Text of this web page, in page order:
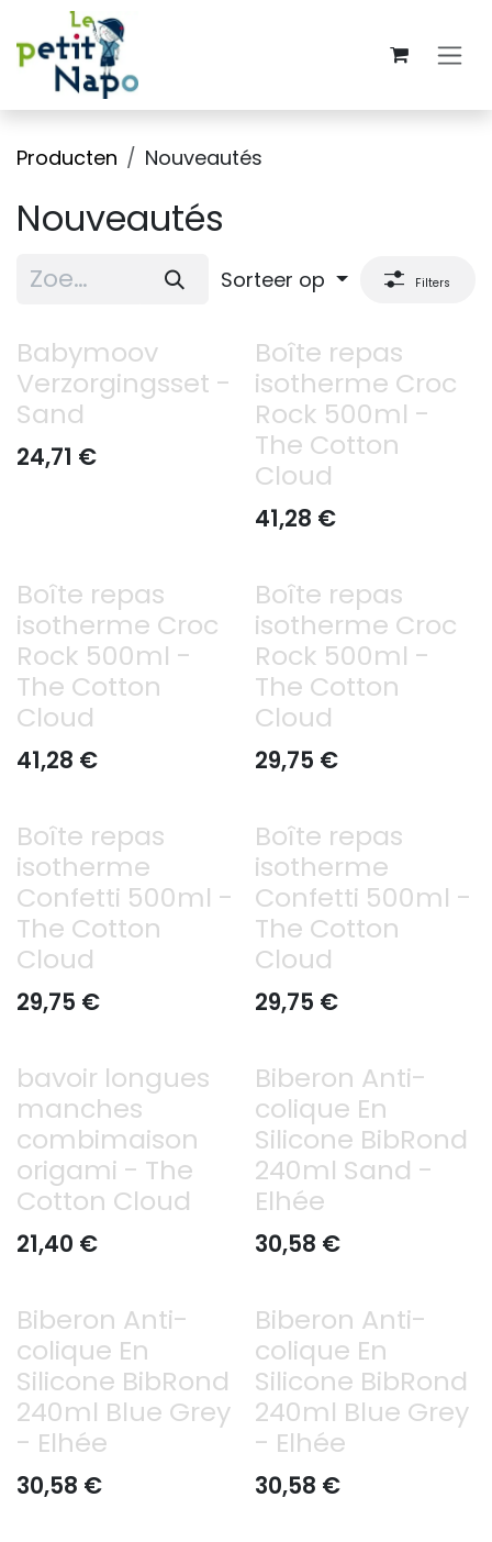
Overslaan naar inhoud
Producten Nouveautés
Nouveautés
Sorteer op Filters
Babymoov
Verzorgingsset -
Sand
24,71 €
Boîte repas
isotherme Croc
Rock 500ml -
The Cotton
Cloud
41,28 €
Boîte repas
isotherme Croc
Rock 500ml -
The Cotton
Cloud
41,28 €
Boîte repas
isotherme Croc
Rock 500ml -
The Cotton
Cloud
29,75 €
Boîte repas
isotherme
Confetti 500ml -
The Cotton
Cloud
29,75 €
Boîte repas
isotherme
Confetti 500ml -
The Cotton
Cloud
29,75 €
bavoir longues
manches
combimaison
origami - The
Cotton Cloud
21,40 €
Biberon Anti-
colique En
Silicone BibRond
240ml Sand -
Elhée
30,58 €
Biberon Anti-
colique En
Silicone BibRond
240ml Blue Grey
- Elhée
30,58 €
Biberon Anti-
colique En
Silicone BibRond
240ml Blue Grey
- Elhée
30,58 €